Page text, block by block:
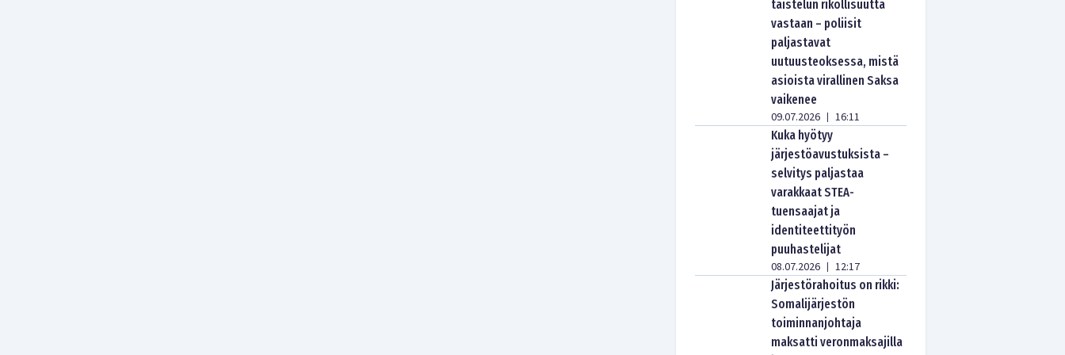
taistelun rikollisuutta
vastaan – poliisit
paljastavat
uutuusteoksessa, mistä
asioista virallinen Saksa
vaikenee
09.07.2026 | 16:11
Kuka hyötyy
järjestöavustuksista –
selvitys paljastaa
varakkaat STEA-
tuensaajat ja
identiteettityön
puuhastelijat
08.07.2026 | 12:17
Järjestörahoitus on rikki:
Somalijärjestön
toiminnanjohtaja
maksatti veronmaksajilla